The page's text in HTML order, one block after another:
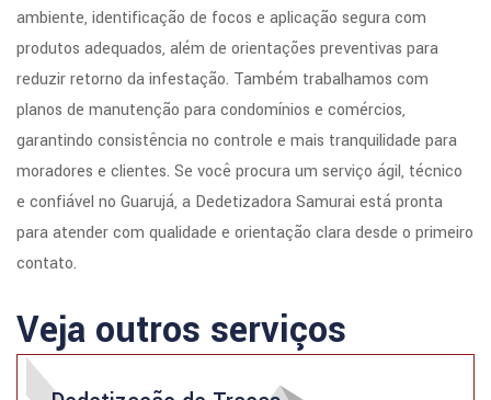
ambiente, identificação de focos e aplicação segura com
produtos adequados, além de orientações preventivas para
reduzir retorno da infestação. Também trabalhamos com
planos de manutenção para condomínios e comércios,
garantindo consistência no controle e mais tranquilidade para
moradores e clientes. Se você procura um serviço ágil, técnico
e confiável no Guarujá, a Dedetizadora Samurai está pronta
para atender com qualidade e orientação clara desde o primeiro
contato.
Veja outros serviços